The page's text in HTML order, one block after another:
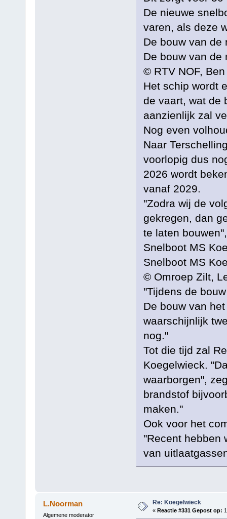
De nieuwe
varen, als deze
De bouw van de
De bouw van de
© RTV NOF,
Het schip wordt
de vaart, wat de
aanzienlijk zal
Nog even
Naar
voorlopig dus
2026 wordt
vanaf 2029.
"Zodra wij de
gekregen, dan
te laten
Snelboot MS
Snelboot MS
© Omroep Zilt,
"Tijdens de
De bouw van
waarschijnlijk
nog."
Tot die tijd zal
Koegelwieck.
waarborgen",
brandstof
maken."
Ook voor het
"Recent hebben
van
L.Noorman
Algemene moderator
Re: Koegelwieck
« Reactie #331 Gepost op: